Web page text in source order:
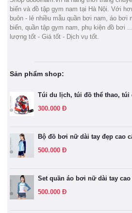
biển và đồ tập gym nam tại Hà Nội. Với
buôn - lẻ nhiều mẫu quần bơi nam, áo bơi
biển, quần tập gym nam, phụ kiện đồ bơi
lượng tốt - Giá tốt - Dịch vụ tốt.
Sản phẩm shop:
Túi du lịch, túi đồ thể thao, túi
300.000 Đ
Bộ đồ bơi nữ dài tay đẹp cao
500.000 Đ
Set quần áo bơi nữ dài tay cao
500.000 Đ